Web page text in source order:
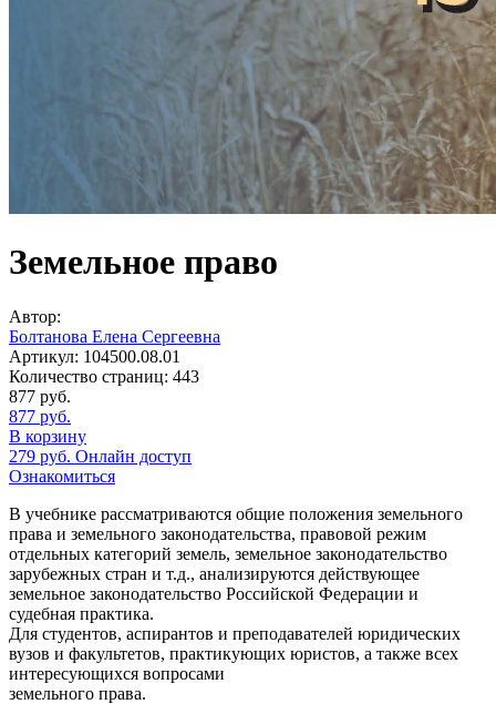
Земельное право
Автор:
Болтанова Елена Сергеевна
Артикул: 104500.08.01
Количество страниц: 443
877 руб.
877 руб.
В корзину
279 руб. Онлайн доступ
Ознакомиться
В учебнике рассматриваются общие положения земельного
права и земельного законодательства, правовой режим
отдельных категорий земель, земельное законодательство
зарубежных стран и т.д., анализируются действующее
земельное законодательство Российской Федерации и
судебная практика.
Для студентов, аспирантов и преподавателей юридических
вузов и факультетов, практикующих юристов, а также всех
интересующихся вопросами
земельного права.